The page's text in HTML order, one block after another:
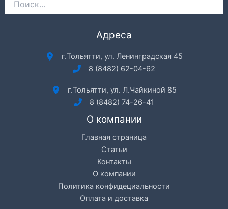
Адреса
г.Тольятти, ул. Ленинградская 45
8 (8482) 62-04-62
г.Тольятти, ул. Л.Чайкиной 85
8 (8482) 74-26-41
О компании
Главная страница
Статьи
Контакты
О компании
Политика конфидециальности
Оплата и доставка